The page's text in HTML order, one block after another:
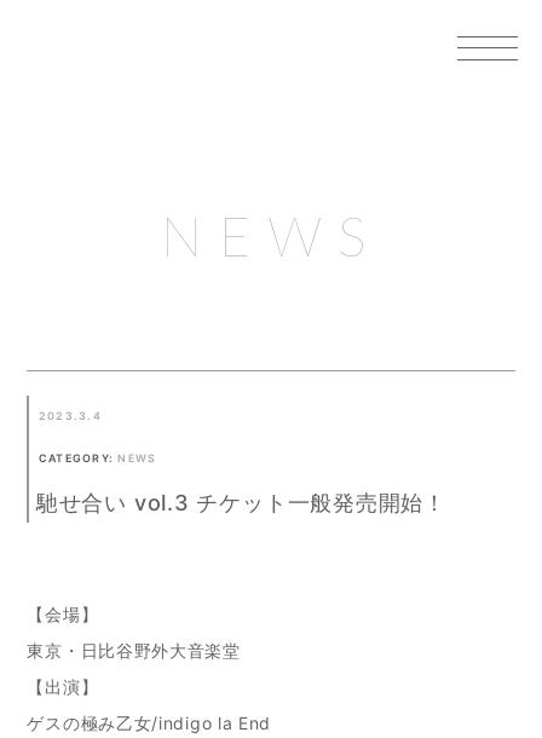
NEWS
2023.3.4
CATEGORY: NEWS
馳せ合い vol.3 チケット一般発売開始！
【会場】
東京・日比谷野外大音楽堂
【出演】
ゲスの極み乙女/indigo la End